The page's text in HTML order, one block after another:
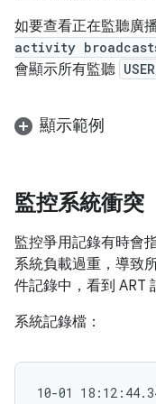
如要查看正在監聽廣
activity
會顯示所有監聽
顯示範例
監控系統衝突
監控爭用記錄有時會
系統負載過重，導致
件記錄中，看到 ART
系統記錄檔：
10-01